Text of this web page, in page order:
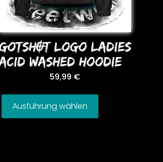
LoGo LADIES
WASHED HooDIE
59,99 €
Ausführung wählen